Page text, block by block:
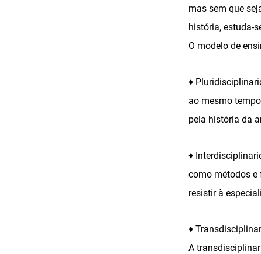
mas sem que
história, estuda-
O modelo de
♦
ao mesmo
pela história da
♦
como métodos
resistir à
♦
A